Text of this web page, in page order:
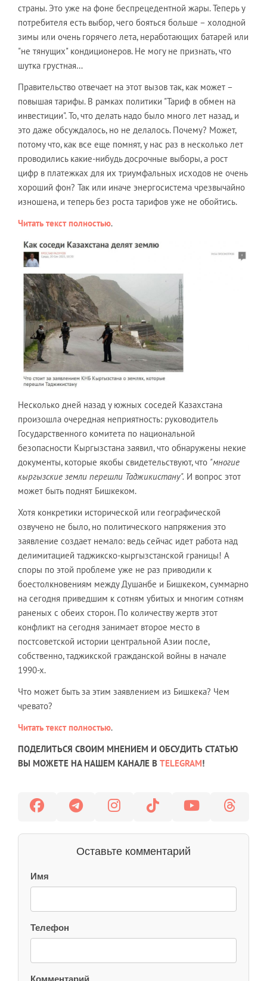
страны. Это уже на фоне беспрецедентной жары. Теперь у
потребителя есть выбор, чего бояться больше – холодной
зимы или очень горячего лета, неработающих батарей или
"не тянущих" кондиционеров. Не могу не признать, что
шутка грустная…
Правительство отвечает на этот вызов так, как может –
повышая тарифы. В рамках политики "Тариф в обмен на
инвестиции". То, что делать надо было много лет назад, и
это даже обсуждалось, но не делалось. Почему? Может,
потому что, как все еще помнят, у нас раз в несколько лет
проводились какие-нибудь досрочные выборы, а рост
цифр в платежках для их триумфальных исходов не очень
хороший фон? Так или иначе энергосистема чрезвычайно
изношена, и теперь без роста тарифов уже не обойтись.
Читать текст полностью.
Несколько дней назад у южных соседей Казахстана
произошла очередная неприятность: руководитель
Государственного комитета по национальной
безопасности Кыргызстана заявил, что обнаружены некие
документы, которые якобы свидетельствуют, что "многие
кыргызские земли перешли Таджикистану". И вопрос этот
может быть поднят Бишкеком.
Хотя конкретики исторической или географической
озвучено не было, но политического напряжения это
заявление создает немало: ведь сейчас идет работа над
делимитацией таджикско-кыргызстанской границы! А
споры по этой проблеме уже не раз приводили к
боестолкновениям между Душанбе и Бишкеком, суммарно
на сегодня приведшим к сотням убитых и многим сотням
раненых с обеих сторон. По количеству жертв этот
конфликт на сегодня занимает второе место в
постсоветской истории центральной Азии после,
собственно, таджикской гражданской войны в начале
1990-х.
Что может быть за этим заявлением из Бишкека? Чем
чревато?
Читать текст полностью.
ПОДЕЛИТЬСЯ СВОИМ МНЕНИЕМ И ОБСУДИТЬ СТАТЬЮ
ВЫ МОЖЕТЕ НА НАШЕМ КАНАЛЕ В TELEGRAM!
Оставьте комментарий
Имя
Телефон
Комментарий